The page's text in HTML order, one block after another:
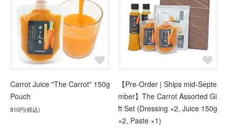
Carrot Juice "The Carrot" 150g
Pouch
810円(税込)
【Pre-Order | Ships mid-Septe
mber】The Carrot Assorted Gi
ft Set (Dressing ×2, Juice 150g
×2, Paste ×1)